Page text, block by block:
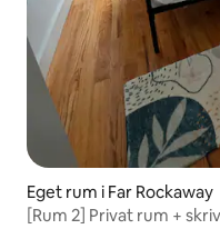
Eget rum i Far Rockaway
[Rum 2] Privat rum +